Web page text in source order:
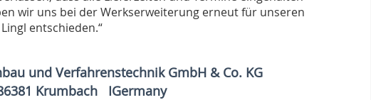
wir uns bei der Werkserweiterung erneut für unseren
entschieden.“
und Verfahrenstechnik GmbH & Co. KG
Krumbach IGermany